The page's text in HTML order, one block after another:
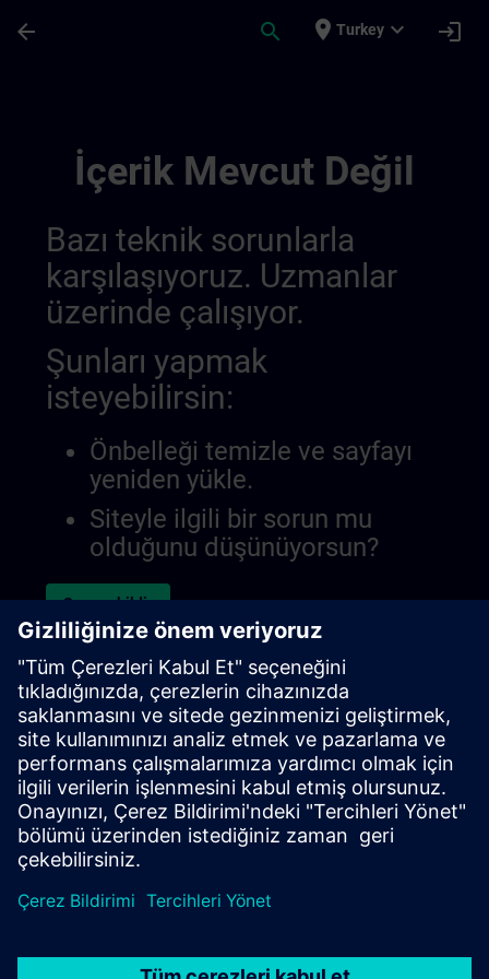
arrow_back search place Turkey expand_more login
İçerik Mevcut Değil
Bazı teknik sorunlarla
karşılaşıyoruz. Uzmanlar
üzerinde çalışıyor.
Şunları yapmak
isteyebilirsin:
Önbelleği temizle ve sayfayı
yeniden yükle.
Siteyle ilgili bir sorun mu
olduğunu düşünüyorsun?
Sorunu bildir